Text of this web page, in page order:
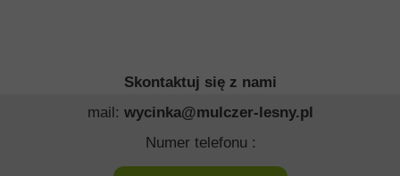
Skontaktuj się z nami
mail: wycinka@mulczer-lesny.pl
Numer telefonu :